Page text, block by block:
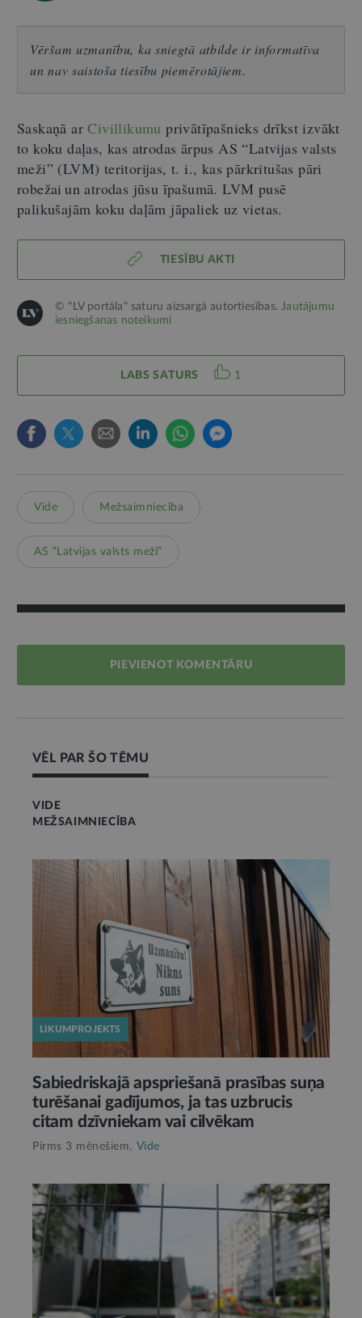
Vēršam uzmanību, ka sniegtā atbilde ir informatīva
un nav saistoša tiesību piemērotājiem.
Saskaņā arCivillikumu privātīpašnieks drīkst izvākt
to koku daļas, kas atrodas ārpus AS “Latvijas valsts
meži” (LVM) teritorijas, t. i., kas pārkritušas pāri
robežai un atrodas jūsu īpašumā. LVM pusē
palikušajām koku daļām jāpaliek uz vietas.
TIESĪBU AKTI
© "LV portāla" saturu aizsargā autortiesības.Jautājumu
iesniegšanas noteikumi
LABS SATURS 1
Vide Mežsaimniecība
AS “Latvijas valsts meži”
PIEVIENOT KOMENTĀRU
VĒL PAR ŠO TĒMU
VIDE
MEŽSAIMNIECĪBA
LIKUMPROJEKTS
Sabiedriskajā apspriešanā prasības suņa
turēšanai gadījumos, ja tas uzbrucis
citam dzīvniekam vai cilvēkam
Pirms 3 mēnešiem, Vide